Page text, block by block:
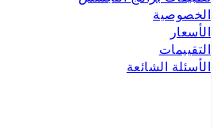
الخصوصية
الأسعار
التقييمات
الأسئلة الشائعة